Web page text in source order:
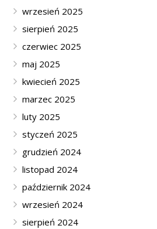
wrzesień 2025
sierpień 2025
czerwiec 2025
maj 2025
kwiecień 2025
marzec 2025
luty 2025
styczeń 2025
grudzień 2024
listopad 2024
październik 2024
wrzesień 2024
sierpień 2024